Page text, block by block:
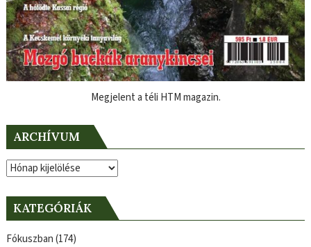
Megjelent a téli HTM magazin.
ARCHÍVUM
Archívum
KATEGÓRIÁK
Fókuszban(174)